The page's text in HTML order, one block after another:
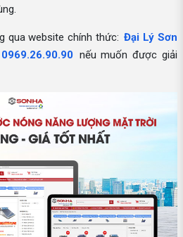
qua website chính thức: Đại Lý Sơn
0969.26.90.90 nếu muốn được giải